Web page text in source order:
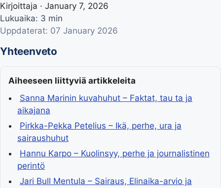
Kirjoittaja · January 7, 2026
Lukuaika: 3 min
Uppdaterat: 07 January 2026
Yhteenveto
Aiheeseen liittyviä artikkeleita
Sanna Marinin kuvahuhut – Faktat, tau ta ja
aikajana
Pirkka-Pekka Petelius – Ikä, perhe, ura ja
sairaushuhut
Hannu Karpo – Kuolinsyy, perhe ja journalistinen
perintö
Jari Bull Mentula – Sairaus, Elinaika-arvio ja